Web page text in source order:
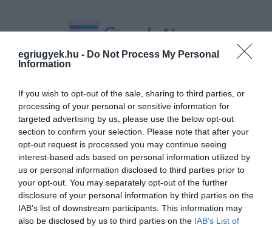
egriugyek.hu - Do Not Process My Personal
Information
If you wish to opt-out of the sale, sharing to third parties, or
processing of your personal or sensitive information for
targeted advertising by us, please use the below opt-out
section to confirm your selection. Please note that after your
opt-out request is processed you may continue seeing
interest-based ads based on personal information utilized by
us or personal information disclosed to third parties prior to
your opt-out. You may separately opt-out of the further
disclosure of your personal information by third parties on the
IAB’s list of downstream participants. This information may
also be disclosed by us to third parties on the IAB’s List of
Ne maradjon le a legfrissebb hírekről, kövessen
VISSZA A FŐOLDALRA